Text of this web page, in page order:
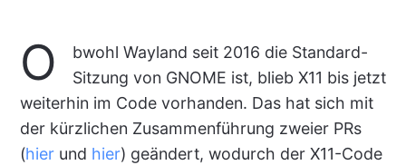
O
bwohl Wayland seit 2016 die Standard-
Sitzung von GNOME ist, blieb X11 bis jetzt
weiterhin im Code vorhanden. Das hat sich mit
der kürzlichen Zusammenführung zweier PRs
(hierund hier) geändert, wodurch der X11-Code